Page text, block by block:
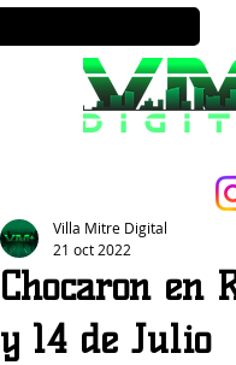
Chocaron en
y 14 de Julio
Villa Mitre Digital
21 oct 2022